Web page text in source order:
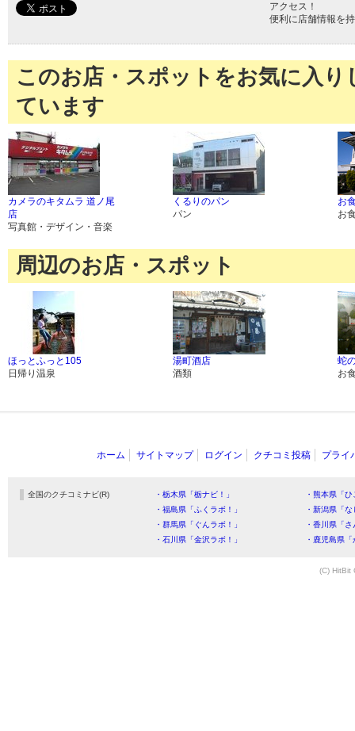
アクセス！
便利に店舗情報を
このお店・スポットをお気に入
ています
カメラのキタムラ 道ノ尾
店
写真館・デザイン・音楽
くるりのパン
パン
お
お
周辺のお店・スポット
ほっとふっと105
日帰り温泉
湯町酒店
酒類
蛇
お
ホーム サイトマップ ログイン クチコミ投稿 プライ
全国のクチコミナビ(R) ・栃木県「栃ナビ！」
・熊本県「
・福島県「ふくラボ！」
・新潟県「
・群馬県「ぐんラボ！」
・香川県「
・石川県「金沢ラボ！」
・鹿児島県
(C) HitBit